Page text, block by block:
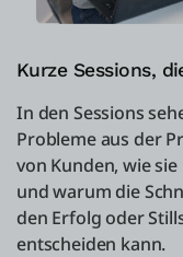
Kurze Sessions,
In den Sessions
Probleme aus der
von Kunden, wie
und warum die
den Erfolg oder
entscheiden kann.